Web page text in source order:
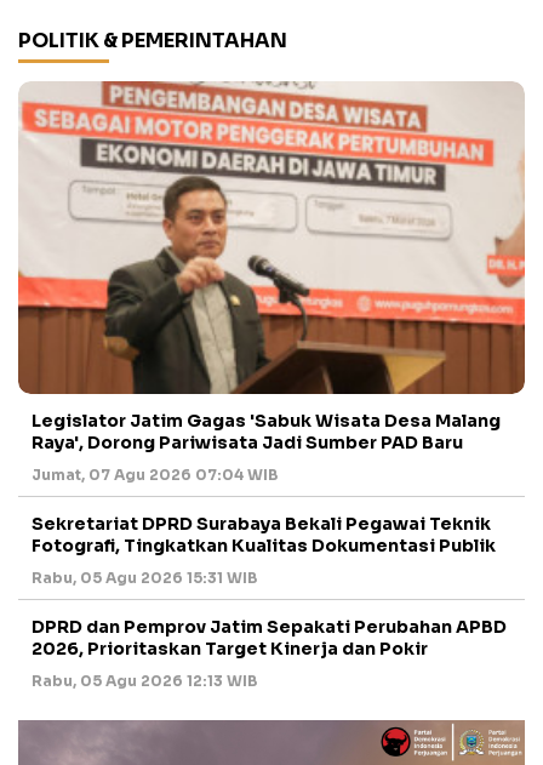
POLITIK & PEMERINTAHAN
Legislator Jatim Gagas 'Sabuk Wisata Desa Malang
Raya', Dorong Pariwisata Jadi Sumber PAD Baru
Jumat, 07 Agu 2026 07:04 WIB
Sekretariat DPRD Surabaya Bekali Pegawai Teknik
Fotografi, Tingkatkan Kualitas Dokumentasi Publik
Rabu, 05 Agu 2026 15:31 WIB
DPRD dan Pemprov Jatim Sepakati Perubahan APBD
2026, Prioritaskan Target Kinerja dan Pokir
Rabu, 05 Agu 2026 12:13 WIB